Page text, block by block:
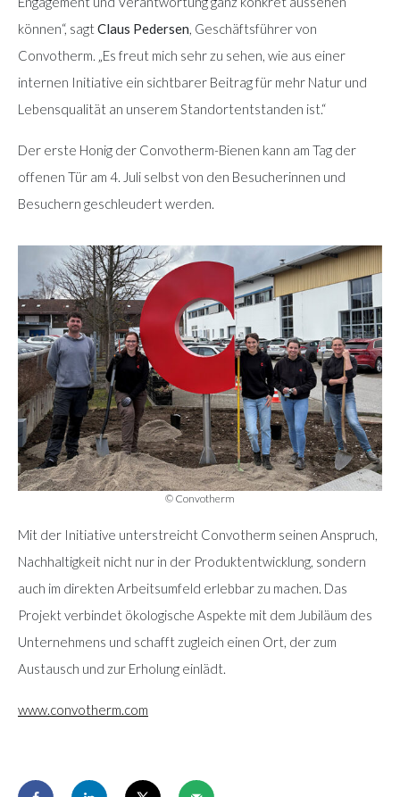
können“, sagtClaus Pedersen, Geschäftsführer von
Convotherm. „Es freut mich sehr zu sehen, wie aus einer
internen Initiative ein sichtbarer Beitrag für mehr Natur und
Lebensqualität an unserem Standortentstanden ist.“
Der erste Honig der Convotherm-Bienen kann am Tag der
offenen Tür am 4. Juli selbst von den Besucherinnen und
Besuchern geschleudert werden.
© Convotherm
Mit der Initiative unterstreicht Convotherm seinen Anspruch,
Nachhaltigkeit nicht nur in der Produktentwicklung, sondern
auch im direkten Arbeitsumfeld erlebbar zu machen. Das
Projekt verbindet ökologische Aspekte mit dem Jubiläum des
Unternehmens und schafft zugleich einen Ort, der zum
Austausch und zur Erholung einlädt.
www.convotherm.com